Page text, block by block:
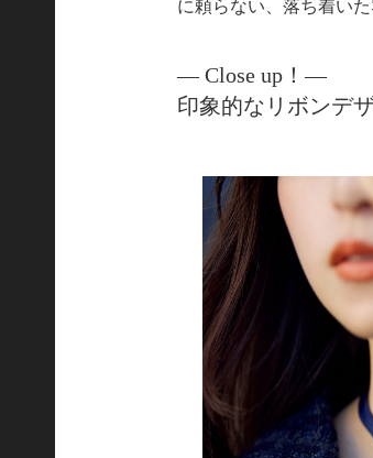
― Close up！―
印象的なリボンデ